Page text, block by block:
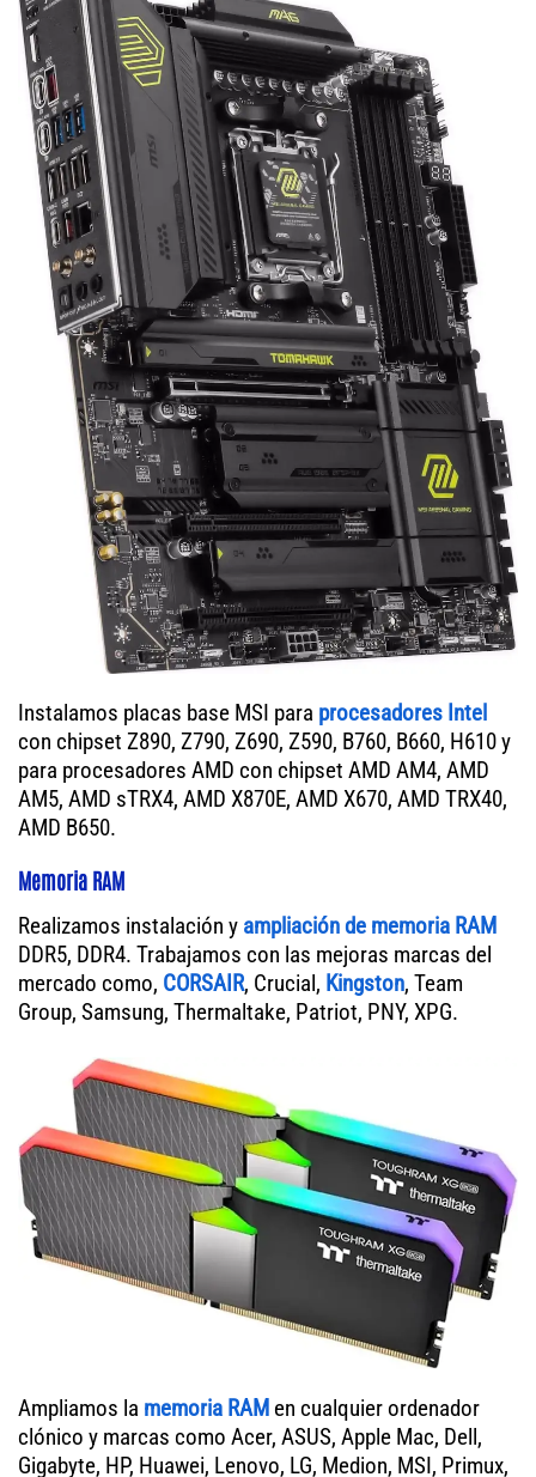
Instalamos placas base MSI para procesadores Intel
con chipset Z890, Z790, Z690, Z590, B760, B660, H610 y
para procesadores AMD con chipset AMD AM4, AMD
AM5, AMD sTRX4, AMD X870E, AMD X670, AMD TRX40,
AMD B650.
Memoria RAM
Realizamos instalación y ampliación de memoria RAM
DDR5, DDR4. Trabajamos con las mejoras marcas del
mercado como, CORSAIR, Crucial, Kingston, Team
Group, Samsung, Thermaltake, Patriot, PNY, XPG.
Ampliamos la memoria RAM en cualquier ordenador
clónico y marcas como Acer, ASUS, Apple Mac, Dell,
Gigabyte, HP, Huawei, Lenovo, LG, Medion, MSI, Primux,